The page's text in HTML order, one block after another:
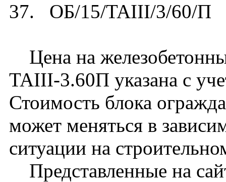
37. ОБ/15/TAIII/3/60/П
Цена на
TAIII-3.60П указана с
Стоимость блока
может меняться в
ситуации на
Представленные на